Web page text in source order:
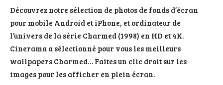
Découvrez notre sélection de photos de fonds d’écran
pour mobile Android et iPhone, et ordinateur de
l’univers de la série Charmed (1998) en HD et 4K.
Cinerama a sélectionné pour vous les meilleurs
wallpapers Charmed… Faites un clic droit sur les
images pour les afficher en plein écran.